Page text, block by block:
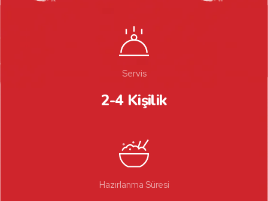
Servis
2-4 Kişilik
Hazırlanma Süresi